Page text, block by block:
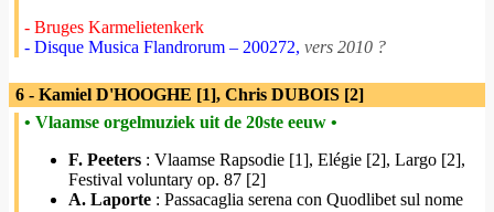
- Bruges Karmelietenkerk
- Disque Musica Flandrorum – 200272, vers 2010 ?
6 - Kamiel D'HOOGHE [1], Chris DUBOIS [2]
• Vlaamse orgelmuziek uit de 20ste eeuw •
F. Peeters : Vlaamse Rapsodie [1], Elégie [2], Largo [2],
Festival voluntary op. 87 [2]
A. Laporte : Passacaglia serena con Quodlibet sul nome